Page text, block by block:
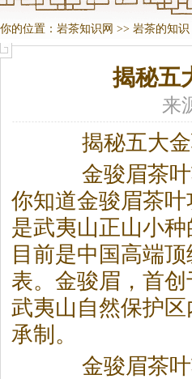
你的位置： 岩茶知识网 >> 岩茶的知识
揭秘五
来
揭秘五大金
金骏眉茶叶
你知道金骏眉茶
是武夷山正山小种
目前是中国高端
表。 金骏眉，首创
武夷山自然保护
承制。
金骏眉茶叶